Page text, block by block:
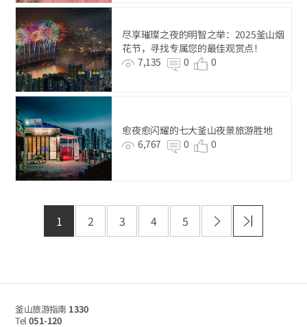
尽享璀璨之夜的明智之举：2025釜山烟
花节，寻找专属您的最佳观赏点！
7,135
0 0
愈夜愈闪耀的七大釜山夜景旅游胜地
6,767
0 0
1 2 3 4 5
釜山旅游指南 1330
Tel 051-120